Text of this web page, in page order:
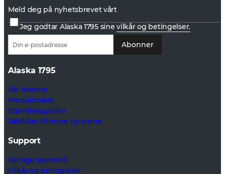
Meld deg på nyhetsbrevet vårt
Jeg godtar Alaska 1795 sinevilkår og betingelser.
Abonner
Alaska 1795
Vår historie
Produktpleie
Størrelsesguider
Jaktklær til herre og dame
Support
Vanlige spørsmål
Vilkår og betingelser